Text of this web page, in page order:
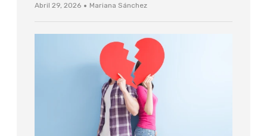
Abril 29, 2026 · Mariana Sánchez